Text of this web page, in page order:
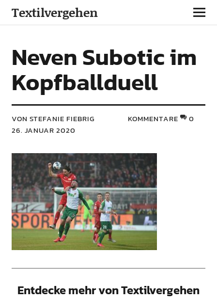
Textilvergehen
Neven Subotic im
Kopfballduell
VON STEFANIE FIEBRIG
26. JANUAR 2020
KOMMENTARE 0
Entdecke mehr von Textilvergehen